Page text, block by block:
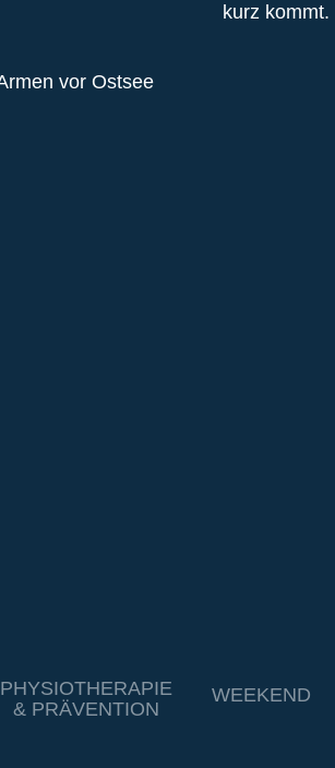
kurz kommt.
PHYSIOTHERAPIE
& PRÄVENTION
WEEKEND